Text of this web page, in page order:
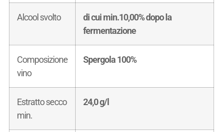
Alcool svolto
di cui min.10,00% dopo la
fermentazione
Composizione
vino
Spergola 100%
Estratto secco
min.
24,0 g/l